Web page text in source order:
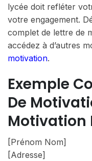
lycée doit refléter
votre engagement.
complet de lettre de
accédez à d’autres
motivation.
Exemple
De
Motivation
[Prénom Nom]
[Adresse]